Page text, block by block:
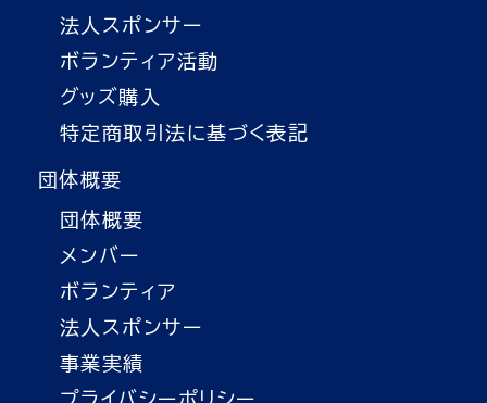
法人スポンサー
ボランティア活動
グッズ購入
特定商取引法に基づく表記
団体概要
団体概要
メンバー
ボランティア
法人スポンサー
事業実績
プライバシーポリシー